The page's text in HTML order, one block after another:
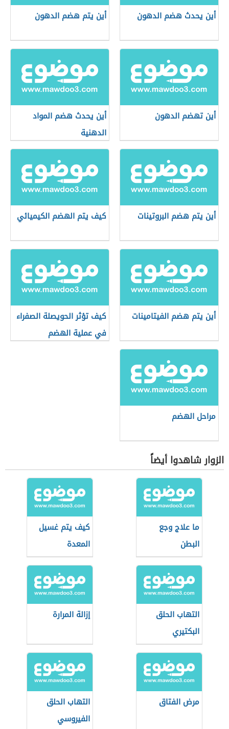
أين يحدث هضم الدهون أين يتم هضم الدهون
أين تهضم الدهون
أين يحدث هضم المواد
الدهنية
أين يتم هضم البروتينات كيف يتم الهضم الكيميائي
أين يتم هضم الفيتامينات
كيف تؤثر الحويصلة الصفراء
في عملية الهضم
مراحل الهضم
الزوار شاهدوا أيضاً
ما علاج وجع
البطن
كيف يتم غسيل
المعدة
التهاب الحلق
البكتيري
إزالة المرارة
مرض الفتاق
التهاب الحلق
الفيروسي